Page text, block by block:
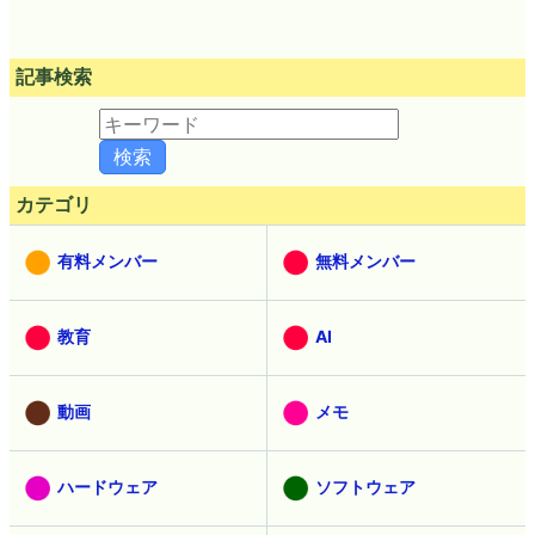
記事検索
カテゴリ
有料メンバー 無料メンバー
教育 AI
動画 メモ
ハードウェア ソフトウェア